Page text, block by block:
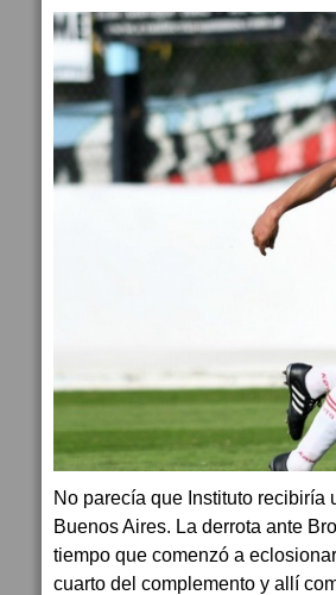
No parecía que Instituto recibiría
Buenos Aires. La derrota ante
tiempo que comenzó a
cuarto del complemento y allí